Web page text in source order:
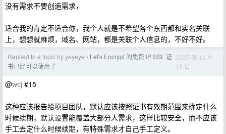
没有需求不要创造需求，
适合我的肯定不适合你，我个人就是不希望各个东西都和实名关联
上，想想就麻烦，域名、网站，都是关联个人信息的，不好不好。
Replied to a topic by yeyeye › Let's Encrypt 的免费 IP SSL 证
书已经可以使用了
2025 年 12 月
19 日
@wcj #15
这种应该报告给项目团队，默认应该按照证书有效期范围来确定什么
时候续期，默认设置能覆盖大部分人需求，这样比较安全，而不应该
手工去定什么时候续期，有特殊需求才自己手工定义。